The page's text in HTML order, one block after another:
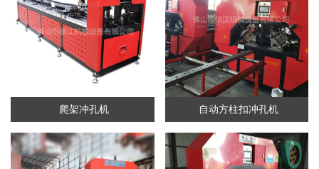
爬架冲孔机 自动方柱扣冲孔机